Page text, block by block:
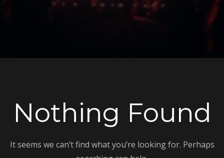
Nothing Found
It seems we can’t find what you’re looking for. Perhaps